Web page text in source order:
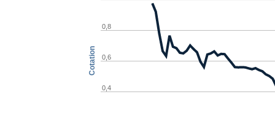
Cotation
0,4
0,6
0,8